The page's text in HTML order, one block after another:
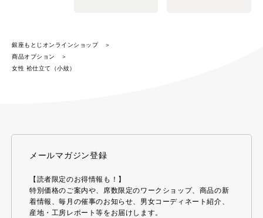
銀座もとじオンラインショップ
商品オプション
女性 袷仕立て（小紋）
メールマガジン登録
【読者限定のお得情報も！】
特別価格のご案内や、席数限定のワークショップ、商品の新
着情報、毎月の催事のお知らせ、男女コーディネート紹介、
産地・工房レポート等をお届けします。